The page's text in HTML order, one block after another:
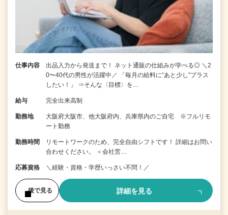
仕事内容
出品入力から発送まで！ ネット通販の仕組みが学べる◎ ＼2
0〜40代の男性が活躍中／ 「毎月の給料に“あと少し”プラス
したい！」 ⇒そんな〈目標〉を…
給与 完全出来高制
勤務地
大阪府大阪市、他大阪府内、兵庫県内のご自宅 ※フルリモ
ート勤務
勤務時間
リモートワークのため、完全自由シフトです！ 詳細はお問い
合わせください。 ＜会社営…
応募資格 ＼経験・資格・学歴いっさい不問！／
後で見る 詳細を見る